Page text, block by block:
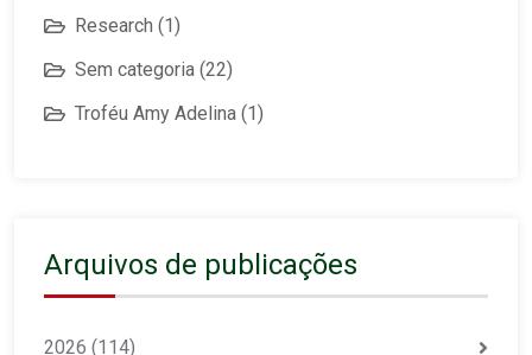
Research (1)
Sem categoria (22)
Troféu Amy Adelina (1)
Arquivos de publicações
2026 (114)